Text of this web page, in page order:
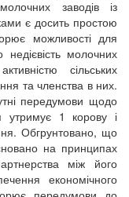
заводів із
є досить простою
можливості для
молочних
сільських
та членства в них.
передумови щодо
утримує 1 корову і
Обгрунтовано, що
на принципах
між його
економічного